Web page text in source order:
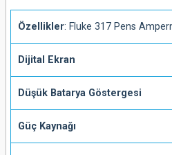
Özellikler: Fluke 317 Pens
Dijital Ekran
Düşük Batarya Göstergesi
Güç Kaynağı